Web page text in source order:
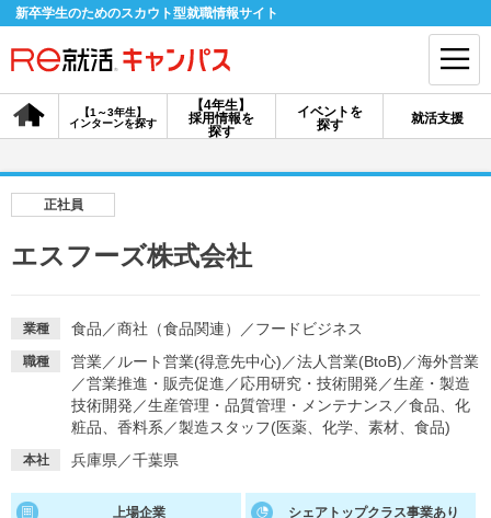
新卒学生のためのスカウト型就職情報サイト
【4年生】
採用情報を
探す
【1～3年生】
インターンを探す
イベントを
探す
就活支援
会員登録 ログイン
採用情報を探す
説明会を探す
インターンを探す
イベントを探す スカウト お知らせ
就活ノウハウ・サポート
正社員
エスフーズ株式会社
業種 食品 ／商社（食品関連） ／フードビジネス
職種 営業／ ルート営業(得意先中心) ／法人営業(BtoB) ／海外営業
／営業推進・販売促進 ／応用研究・技術開発 ／生産・製造
技術開発 ／生産管理・品質管理・メンテナンス ／食品、化
粧品、香料系 ／製造スタッフ(医薬、化学、素材、食品)
本社 兵庫県／千葉県
上場企業 シェアトップクラス事業あり